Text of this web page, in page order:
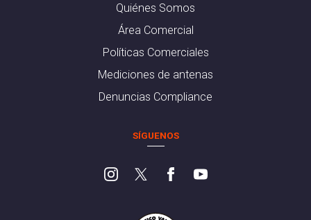
Quiénes Somos
Área Comercial
Políticas Comerciales
Mediciones de antenas
Denuncias Compliance
SÍGUENOS